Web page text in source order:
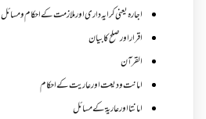
اجارہ یعنی کرایہ داری اور ملازمت کے احکام و مسائل
اقرار اور صلح کا بیان
القرآن
امانت ودیعت اورعاریت کے احکام
امانتا اور عاریة کے مسائل